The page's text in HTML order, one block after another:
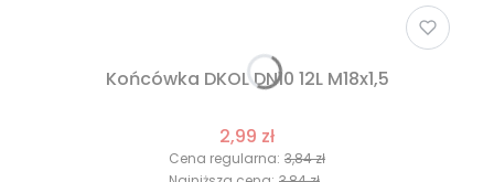
Końcówka DKOL DN10 12L M18x1,5
2,99 zł
Cena regularna: 3,84 zł